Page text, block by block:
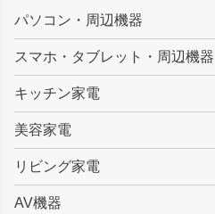
パソコン・周辺機器
スマホ・タブレット・周辺機器
キッチン家電
美容家電
リビング家電
AV機器